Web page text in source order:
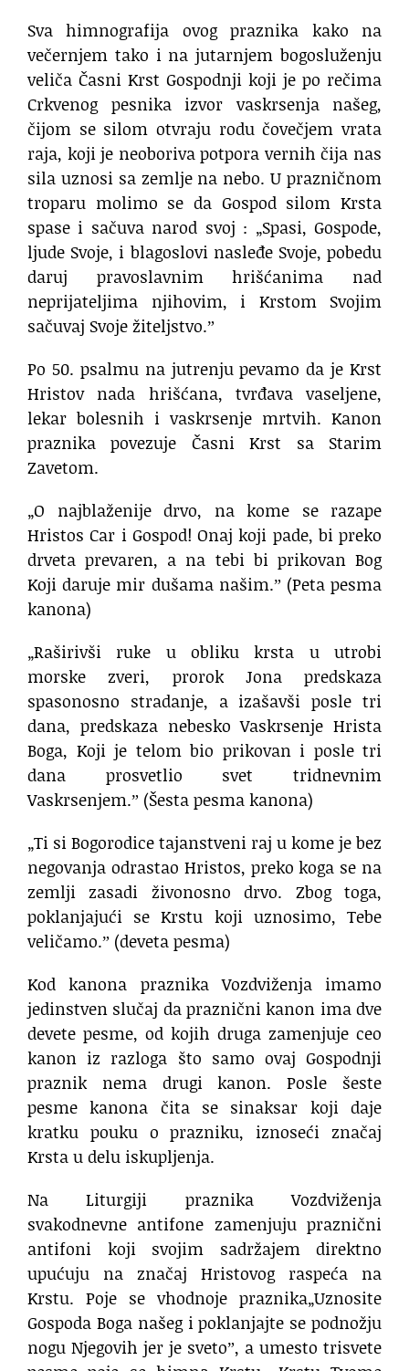
Sva himnografija ovog praznika kako na
večernjem tako i na jutarnjem bogosluženju
veliča Časni Krst Gospodnji koji je po rečima
Crkvenog pesnika izvor vaskrsenja našeg,
čijom se silom otvraju rodu čovečjem vrata
raja, koji je neoboriva potpora vernih čija nas
sila uznosi sa zemlje na nebo. U prazničnom
troparu molimo se da Gospod silom Krsta
spase i sačuva narod svoj : „Spasi, Gospode,
ljude Svoje, i blagoslovi nasleđe Svoje, pobedu
daruj pravoslavnim hrišćanima nad
neprijateljima njihovim, i Krstom Svojim
sačuvaj Svoje žiteljstvo.ˮ
Po 50. psalmu na jutrenju pevamo da je Krst
Hristov nada hrišćana, tvrđava vaseljene,
lekar bolesnih i vaskrsenje mrtvih. Kanon
praznika povezuje Časni Krst sa Starim
Zavetom.
„O najblaženije drvo, na kome se razape
Hristos Car i Gospod! Onaj koji pade, bi preko
drveta prevaren, a na tebi bi prikovan Bog
Koji daruje mir dušama našim.ˮ (Peta pesma
kanona)
„Raširivši ruke u obliku krsta u utrobi
morske zveri, prorok Jona predskaza
spasonosno stradanje, a izašavši posle tri
dana, predskaza nebesko Vaskrsenje Hrista
Boga, Koji je telom bio prikovan i posle tri
dana prosvetlio svet tridnevnim
Vaskrsenjem.ˮ (Šesta pesma kanona)
„Ti si Bogorodice tajanstveni raj u kome je bez
negovanja odrastao Hristos, preko koga se na
zemlji zasadi živonosno drvo. Zbog toga,
poklanjajući se Krstu koji uznosimo, Tebe
veličamo.ˮ (deveta pesma)
Kod kanona praznika Vozdviženja imamo
jedinstven slučaj da praznični kanon ima dve
devete pesme, od kojih druga zamenjuje ceo
kanon iz razloga što samo ovaj Gospodnji
praznik nema drugi kanon. Posle šeste
pesme kanona čita se sinaksar koji daje
kratku pouku o prazniku, iznoseći značaj
Krsta u delu iskupljenja.
Na Liturgiji praznika Vozdviženja
svakodnevne antifone zamenjuju praznični
antifoni koji svojim sadržajem direktno
upućuju na značaj Hristovog raspeća na
Krstu. Poje se vhodnoje praznika„Uznosite
Gospoda Boga našeg i poklanjajte se podnožju
nogu Njegovih jer je svetoˮ, a umesto trisvete